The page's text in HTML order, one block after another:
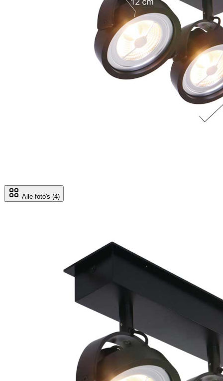
Alle foto's (4)